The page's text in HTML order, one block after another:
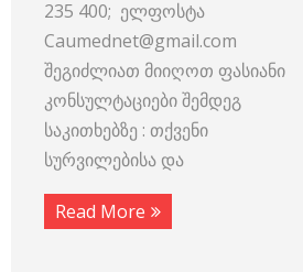
235 400; ელფოსტა
Caumednet@gmail.com
შეგიძლიათ მიიღოთ ფასიანი
კონსულტაციები შემდეგ
საკითხებზე : თქვენი
სურვილებისა და
Read More